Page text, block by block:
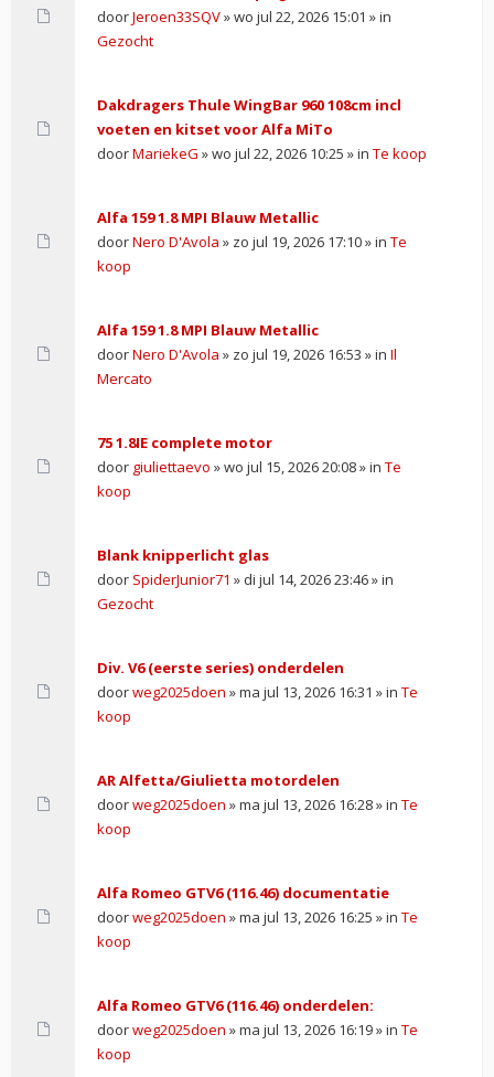
doorJeroen33SQV» wo jul 22, 2026 15:01 » in
Gezocht
Dakdragers Thule WingBar 960 108cm incl
voeten en kitset voor Alfa MiTo
doorMariekeG » wo jul 22, 2026 10:25 » in Te koop
Alfa 159 1.8 MPI Blauw Metallic
doorNero D'Avola » zo jul 19, 2026 17:10 » in Te
koop
Alfa 159 1.8 MPI Blauw Metallic
doorNero D'Avola » zo jul 19, 2026 16:53 » in Il
Mercato
75 1.8IE complete motor
door giuliettaevo » wo jul 15, 2026 20:08 » in Te
koop
Blank knipperlicht glas
door SpiderJunior71 » di jul 14, 2026 23:46 » in
Gezocht
Div. V6 (eerste series) onderdelen
doorweg2025doen » ma jul 13, 2026 16:31 » in Te
koop
AR Alfetta/Giulietta motordelen
doorweg2025doen » ma jul 13, 2026 16:28 » in Te
koop
Alfa Romeo GTV6 (116.46) documentatie
doorweg2025doen » ma jul 13, 2026 16:25 » in Te
koop
Alfa Romeo GTV6 (116.46) onderdelen:
doorweg2025doen » ma jul 13, 2026 16:19 » in Te
koop